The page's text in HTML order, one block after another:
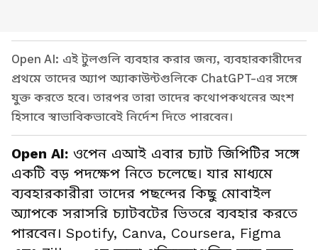
Open AI: এই টুলগুলি ব্যবহার করার জন্য, ব্যবহারকারীদের
প্রথমে তাদের অ্যাপ অ্যাকাউন্টগুলিকে ChatGPT-এর সঙ্গে
যুক্ত করতে হবে। তারপর তারা তাদের কথোপকথনের অংশ
হিসাবে স্বাভাবিকভাবেই নির্দেশ দিতে পারবেন।
Open AI: ওপেন এআই এবার চ্যাট জিপিটির সঙ্গে
একটি বড় পদক্ষেপ নিতে চলেছে। যার মাধ্যমে
ব্যবহারকারীরা তাদের পছন্দের কিছু মোবাইল
অ্যাপকে সরাসরি চ্যাটবটের ভিতরে ব্যবহার করতে
পারবেন। Spotify, Canva, Coursera, Figma